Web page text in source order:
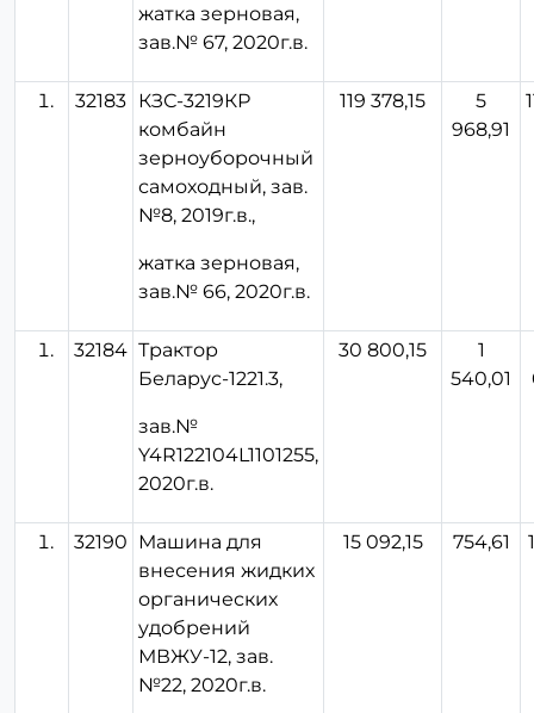
жатка зерновая,
зав.№ 67, 2020г.в.
32183 КЗС-3219КР
комбайн
зерноуборочный
самоходный, зав.
№8, 2019г.в.,
жатка зерновая,
зав.№ 66, 2020г.в.
119 378,15
5
968,91
32184 Трактор
Беларус-1221.3,
зав.№
Y4R122104L1101255,
2020г.в.
30 800,15
1
540,01
32190 Машина для
внесения жидких
органических
удобрений
МВЖУ-12, зав.
№22, 2020г.в.
15 092,15 754,61